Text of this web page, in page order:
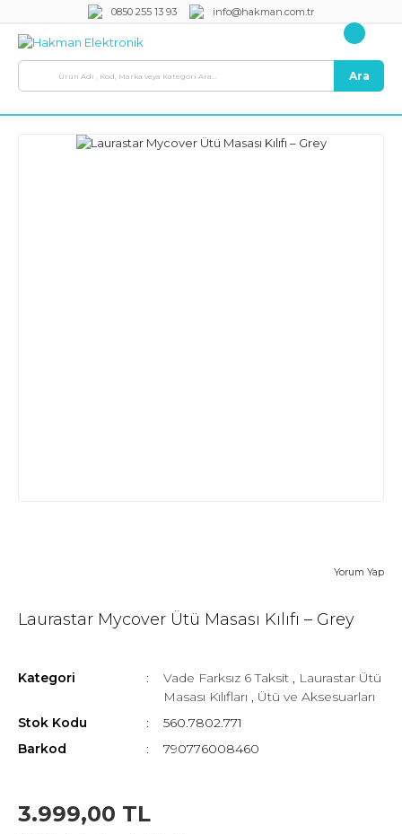
0850 255 13 93 info@hakman.com.tr
Ara
Yorum Yap
Laurastar Mycover Ütü Masası Kılıfı – Grey
Kategori Vade Farksız 6 Taksit , Laurastar Ütü
Masası Kılıfları , Ütü ve Aksesuarları
Stok Kodu
560.7802.771
Barkod
790776008460
3.999,00 TL